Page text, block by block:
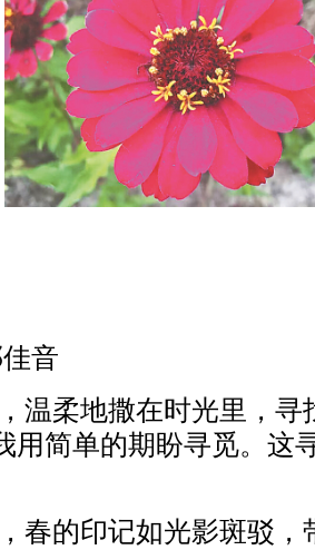
音
温柔地撒在时光里，寻
用简单的期盼寻觅。这
春的印记如光影斑驳，